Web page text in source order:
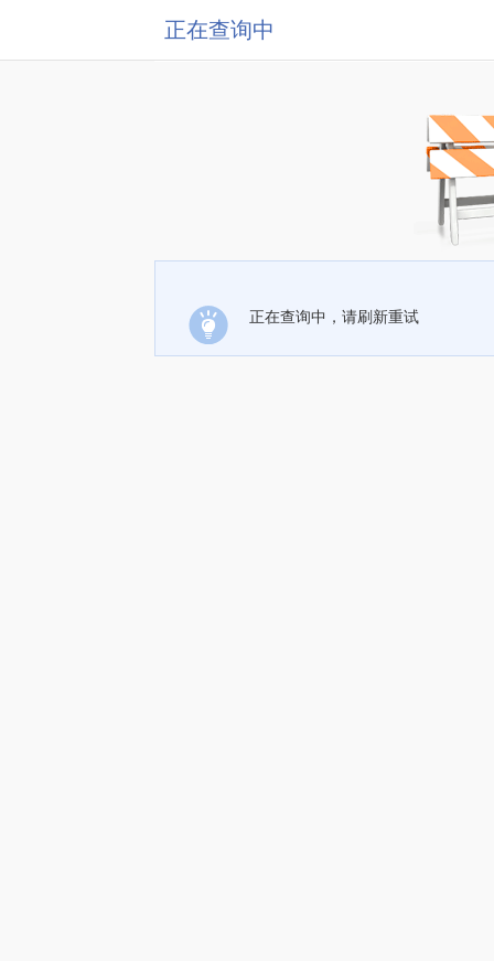
正在查询中
正在查询中，请刷新重试